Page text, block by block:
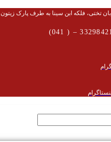
تختی، فلکه ابن سینا به طرف پارک زیتون